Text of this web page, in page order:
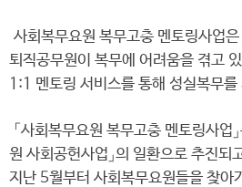
사회복무요원 복무고충 멘토링사업
퇴직공무원이 복무에 어려움을 겪고
1:1 멘토링 서비스를 통해 성실복무
「사회복무요원 복무고충 멘토링사업
원 사회공헌사업」의 일환으로 추진되
지난 5월부터 사회복무요원들을 찾아